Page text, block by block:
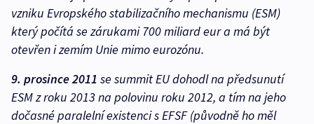
vzniku Evropského stabilizačního mechanismu (ESM)
který počítá se zárukami 700 miliard eur a má být
otevřen i zemím Unie mimo eurozónu.
9. prosince 2011 se summit EU dohodl na předsunutí
ESM z roku 2013 na polovinu roku 2012, a tím na jeho
dočasné paralelní existenci s EFSF (původně ho měl